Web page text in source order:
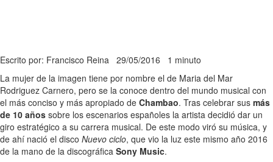
Escrito por: Francisco Reina 29/05/2016 1 minuto
La mujer de la imagen tiene por nombre el de Maria del Mar
Rodriguez Carnero, pero se la conoce dentro del mundo musical con
el más conciso y más apropiado de Chambao. Tras celebrar sus más
de 10 años sobre los escenarios españoles la artista decidió dar un
giro estratégico a su carrera musical. De este modo viró su música, y
de ahí nació el disco Nuevo ciclo, que vio la luz este mismo año 2016
de la mano de la discográfica Sony Music.